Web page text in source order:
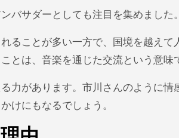
バサダーとしても注目を集めました。
ることが多い一方で、国境を越えて
とは、音楽を通じた交流という意味
力があります。市川さんのように
けにもなるでしょう。